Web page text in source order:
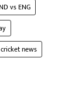
vs ENG
news